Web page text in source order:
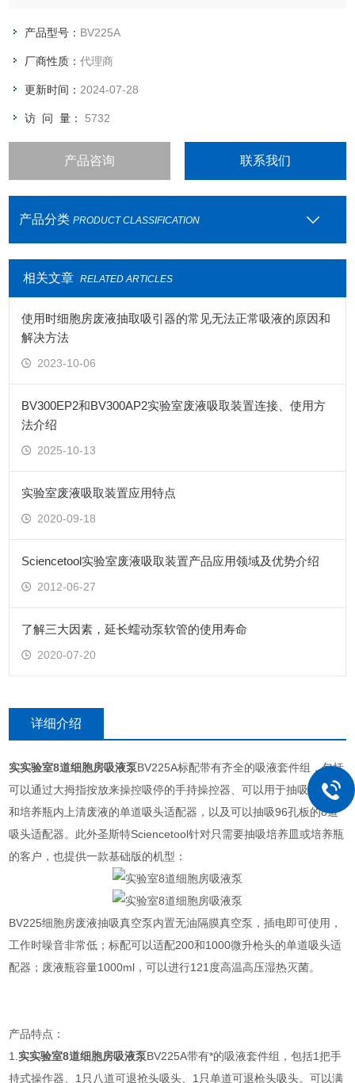
产品型号： BV225A
厂商性质：代理商
更新时间： 2024-07-28
访 问 量： 5732
产品咨询 联系我们
产品分类 PRODUCT CLASSIFICATION
相关文章 RELATED ARTICLES
使用时细胞房废液抽取吸引器的常见无法正常吸液的原因和
解决方法
2023-10-06
BV300EP2和BV300AP2实验室废液吸取装置连接、使用方
法介绍
2025-10-13
实验室废液吸取装置应用特点
2020-09-18
Sciencetool实验室废液吸取装置产品应用领域及优势介绍
2012-06-27
了解三大因素，延长蠕动泵软管的使用寿命
2020-07-20
详细介绍
实实验室8道细胞房吸液泵BV225A标配带有齐全的吸液套件组，包括
可以通过大拇指按放来操控吸停的手持操控器、可以用于抽吸培养皿
和培养瓶内上清废液的单道吸头适配器，以及可以抽吸96孔板的8道
吸头适配器。此外圣斯特Sciencetool针对只需要抽吸培养皿或培养瓶
的客户，也提供一款基础版的机型：
BV225细胞房废液抽吸真空泵内置无油隔膜真空泵，插电即可使用，
工作时噪音非常低；标配可以适配200和1000微升枪头的单道吸头适
配器；废液瓶容量1000ml，可以进行121度高温高压湿热灭菌。
产品特点：
1.实实验室8道细胞房吸液泵BV225A带有*的吸液套件组，包括1把手
持式操作器、1只八道可退抢头吸头、1只单道可退枪头吸头。可以满